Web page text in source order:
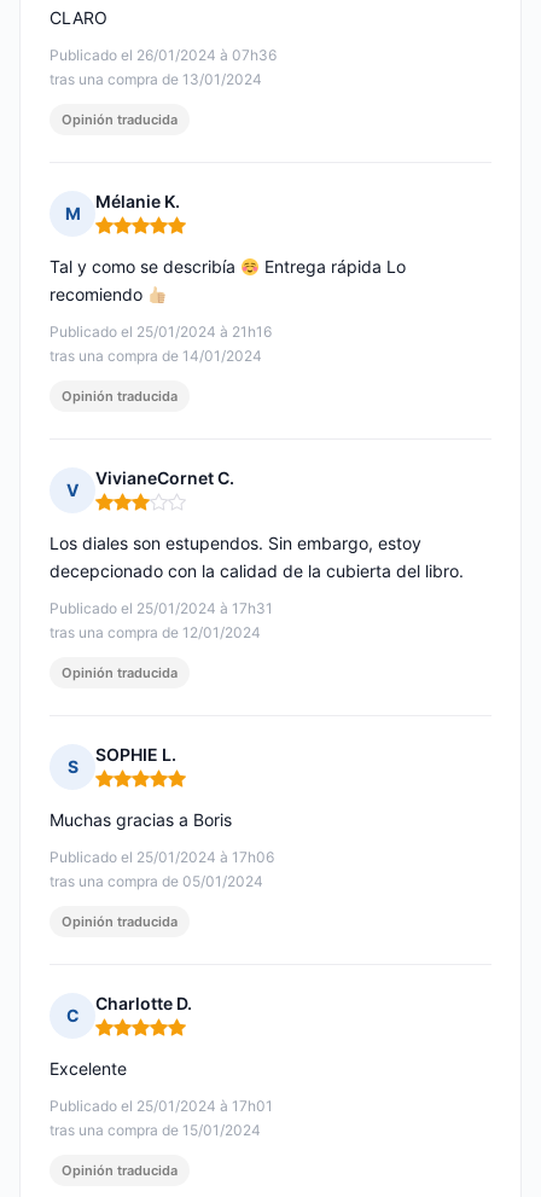
Publicado el 26/01/2024 à 07h36
tras una compra de 13/01/2024
CLARO
Opinión traducida
M
Mélanie K.
Nota: 5 de 5
Publicado el 25/01/2024 à 21h16
tras una compra de 14/01/2024
Tal y como se describía
Entrega rápida Lo
recomiendo
Opinión traducida
V
VivianeCornet C.
Nota: 3 de 5
Publicado el 25/01/2024 à 17h31
tras una compra de 12/01/2024
Los diales son estupendos. Sin embargo, estoy
decepcionado con la calidad de la cubierta del libro.
Opinión traducida
S
SOPHIE L.
Nota: 5 de 5
Publicado el 25/01/2024 à 17h06
tras una compra de 05/01/2024
Muchas gracias a Boris
Opinión traducida
C
Charlotte D.
Nota: 5 de 5
Publicado el 25/01/2024 à 17h01
tras una compra de 15/01/2024
Excelente
Opinión traducida